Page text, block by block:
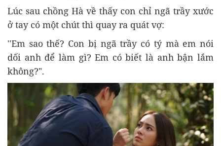
Lúc sau chồng Hà về thấy con chỉ ngã trầy xước
ở tay có một chút thì quay ra quát vợ:
''Em sao thế? Con bị ngã trầy có tý mà em nói
dối anh để làm gì? Em có biết là anh bận lắm
không?".